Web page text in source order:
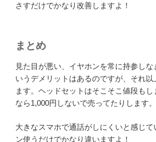
さすだけでかなり改善しますよ！
まとめ
見た目が悪い、イヤホンを常に持参しな
いうデメリットはあるのですが、それ以
ます。ヘッドセットはそこそこ値段も
なら1,000円しないで売ってたりします。
大きなスマホで通話がしにくいと感じて
ン使うだけでかなり違いますよ！